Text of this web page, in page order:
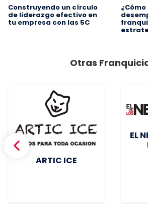
Construyendo un círculo
de liderazgo efectivo en
tu empresa con las 5C
Otras
ARTIC ICE
EL